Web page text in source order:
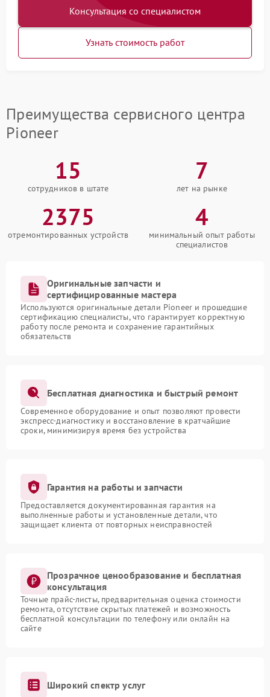
Консультация со специалистом
Узнать стоимость работ
Преимущества сервисного центра
Pioneer
15
сотрудников в штате
7
лет на рынке
2375
отремонтированных устройств
4
минимальный опыт работы
специалистов
Оригинальные запчасти и
сертифицированные мастера
Используются оригинальные детали Pioneer и прошедшие
сертификацию специалисты, что гарантирует корректную
работу после ремонта и сохранение гарантийных
обязательств
Бесплатная диагностика и быстрый ремонт
Современное оборудование и опыт позволяют провести
экспресс-диагностику и восстановление в кратчайшие
сроки, минимизируя время без устройства
Гарантия на работы и запчасти
Предоставляется документированная гарантия на
выполненные работы и установленные детали, что
защищает клиента от повторных неисправностей
Прозрачное ценообразование и бесплатная
консультация
Точные прайс-листы, предварительная оценка стоимости
ремонта, отсутствие скрытых платежей и возможность
бесплатной консультации по телефону или онлайн на
сайте
Широкий спектр услуг